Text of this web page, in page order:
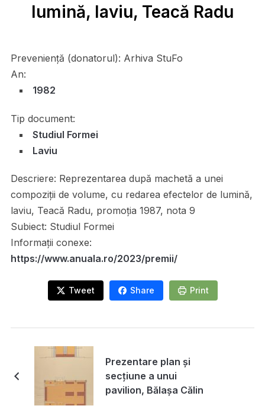
lumină, laviu, Teacă Radu
Preveniență (donatorul): Arhiva StuFo
An:
1982
Tip document:
Studiul Formei
Laviu
Descriere: Reprezentarea după machetă a unei
compoziții de volume, cu redarea efectelor de lumină,
laviu, Teacă Radu, promoția 1987, nota 9
Subiect: Studiul Formei
Informații conexe:
https://www.anuala.ro/2023/premii/
Tweet Share Print
Prezentare plan și
secțiune a unui
pavilion, Bălașa Călin